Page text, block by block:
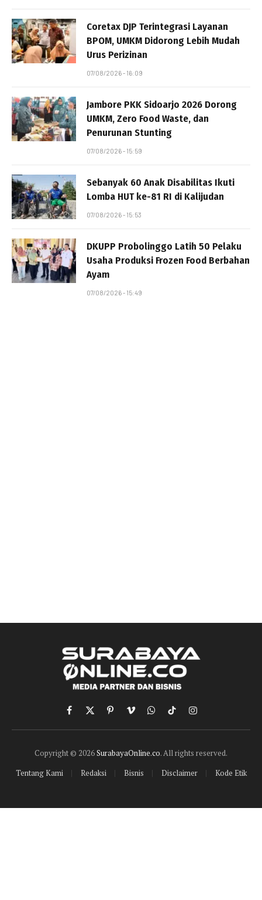
Coretax DJP Terintegrasi Layanan
BPOM, UMKM Didorong Lebih Mudah
Urus Perizinan
07/08/2026 - 16:09
Jambore PKK Sidoarjo 2026 Dorong
UMKM, Zero Food Waste, dan
Penurunan Stunting
07/08/2026 - 15:59
Sebanyak 60 Anak Disabilitas Ikuti
Lomba HUT ke-81 RI di Kalijudan
07/08/2026 - 15:53
DKUPP Probolinggo Latih 50 Pelaku
Usaha Produksi Frozen Food Berbahan
Ayam
07/08/2026 - 15:49
Facebook
X
(Twitter)
PinterestVimeoWhatsApp
TikTokInstagram
Copyright © 2026SurabayaOnline.co. All rights reserved.
Tentang Kami
Redaksi Bisnis Disclaimer Kode Etik